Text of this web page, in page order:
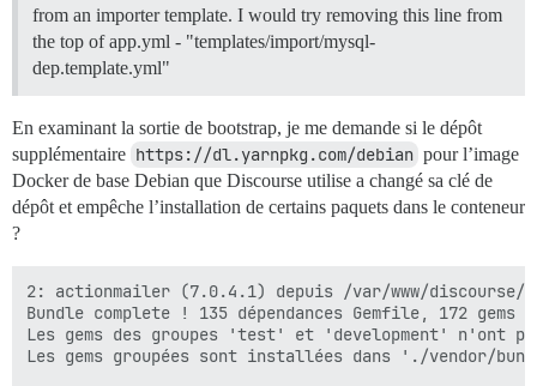
from an importer template. I would try removing this line from
the top of app.yml - "templates/import/mysql-
dep.template.yml"
En examinant la sortie de bootstrap, je me demande si le dépôt
supplémentaire https://dl.yarnpkg.com/debian pour l’image
Docker de base Debian que Discourse utilise a changé sa clé de
dépôt et empêche l’installation de certains paquets dans le conteneur
?
2: actionmailer (7.0.4.1) depuis /var/www/discourse/
Bundle complete ! 135 dépendances Gemfile, 172
Les gems des groupes 'test' et 'development' n'ont
Les gems groupées sont installées dans './vendor/